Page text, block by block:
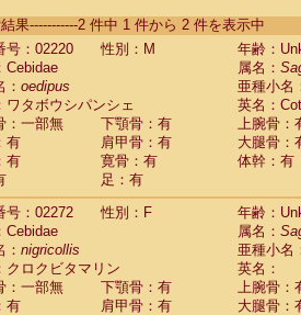
CebidaeSaguinus labiatus(0)
Cebidae Saguinus leucopus (0)
Cebidae
Cebidae
CebidaeSaguinus nigricollis (1)
Cebidae Saguinus oedipus
Cebidae Saguinus weddelli
Cebidae Saguinusspp.
Cebidae Aotus trivirgatus
Cebidae Cebus albifrons
Cebidae
CebidaeCebus capucinus
CebidaeCebus nigrivittatus
Cebidae Cebusspp.(0)
Cebidae Saimiri boliviensis
果-----------2 件中 1 件から 2 件を表示中
号：02220
性別：M
年齢：
Cebidae
属名：
oedipus
亜種小名
ワタボウシパンシェ
英名：
：一部無
下顎骨：有
上腕骨：
有
肩甲骨：有
大腿骨：
有
寛骨：有
体幹：有
足：有
号：02272
性別：F
年齢：
Cebidae
属名：
nigricollis
亜種小名
クロクビタマリン
英名：
：一部無
下顎骨：有
上腕骨：
有
肩甲骨：有
大腿骨：